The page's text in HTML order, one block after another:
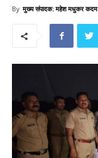
By मुख्य संपादक: महेश मधुकर कदम